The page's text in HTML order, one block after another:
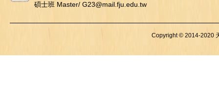
碩士班 Master/ G23@mail.fju.edu.tw
Copyright © 2014-2020